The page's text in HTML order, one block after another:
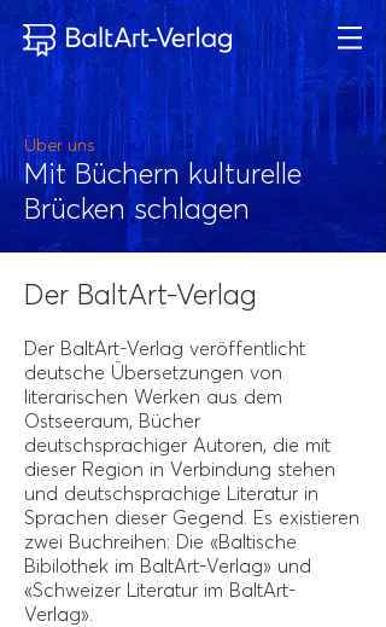
Über uns
Mit Büchern kulturelle
Brücken schlagen
Der BaltArt-Verlag
Der BaltArt-Verlag veröffentlicht
deutsche Übersetzungen von
literarischen Werken aus dem
Ostseeraum, Bücher
deutschsprachiger Autoren, die mit
dieser Region in Verbindung stehen
und deutschsprachige Literatur in
Sprachen dieser Gegend. Es existieren
zwei Buchreihen: Die «Baltische
Bibilothek im BaltArt-Verlag» und
«Schweizer Literatur im BaltArt-
Verlag».